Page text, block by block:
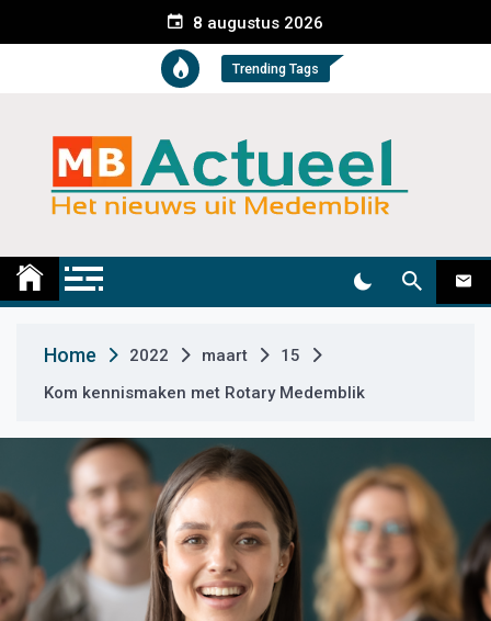
e
t
8 augustus 2026
Trending Tags
Medemblik Actueel
Home 2022 maart
15
Kom kennismaken met Rotary Medemblik